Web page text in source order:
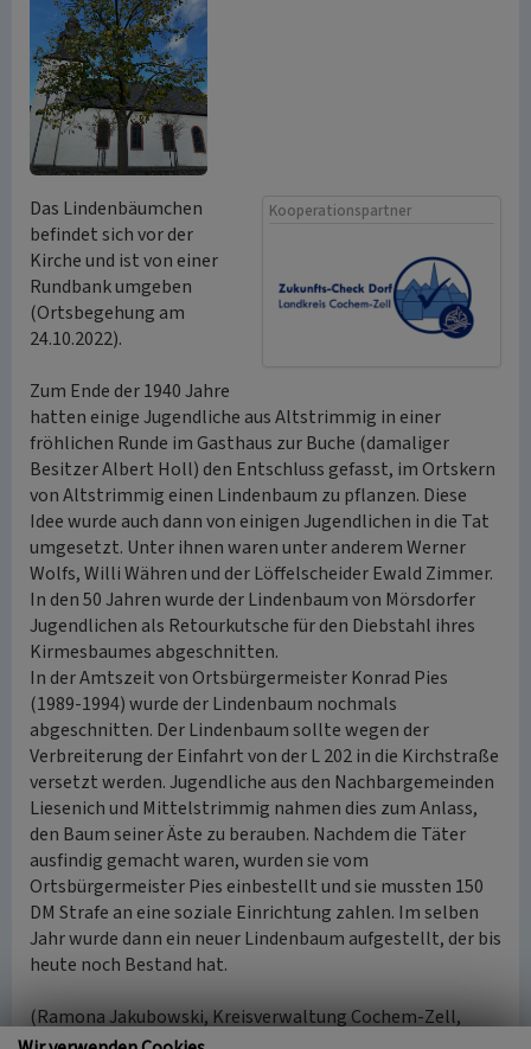
Kooperationspartner
Das Lindenbäumchen
befindet sich vor der
Kirche und ist von einer
Rundbank umgeben
(Ortsbegehung am
24.10.2022).
Zum Ende der 1940 Jahre
hatten einige Jugendliche aus Altstrimmig in einer
fröhlichen Runde im Gasthaus zur Buche (damaliger
Besitzer Albert Holl) den Entschluss gefasst, im Ortskern
von Altstrimmig einen Lindenbaum zu pflanzen. Diese
Idee wurde auch dann von einigen Jugendlichen in die Tat
umgesetzt. Unter ihnen waren unter anderem Werner
Wolfs, Willi Währen und der Löffelscheider Ewald Zimmer.
In den 50 Jahren wurde der Lindenbaum von Mörsdorfer
Jugendlichen als Retourkutsche für den Diebstahl ihres
Kirmesbaumes abgeschnitten.
In der Amtszeit von Ortsbürgermeister Konrad Pies
(1989-1994) wurde der Lindenbaum nochmals
abgeschnitten. Der Lindenbaum sollte wegen der
Verbreiterung der Einfahrt von der L 202 in die Kirchstraße
versetzt werden. Jugendliche aus den Nachbargemeinden
Liesenich und Mittelstrimmig nahmen dies zum Anlass,
den Baum seiner Äste zu berauben. Nachdem die Täter
ausfindig gemacht waren, wurden sie vom
Ortsbürgermeister Pies einbestellt und sie mussten 150
DM Strafe an eine soziale Einrichtung zahlen. Im selben
Jahr wurde dann ein neuer Lindenbaum aufgestellt, der bis
heute noch Bestand hat.
(Ramona Jakubowski, Kreisverwaltung Cochem-Zell,
2022)